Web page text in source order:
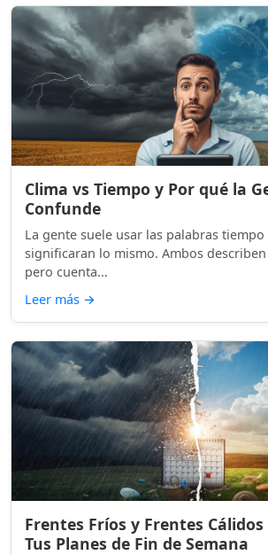
Clima vs Tiempo y Por qué la
Confunde
La gente suele usar las palabras
significaran lo mismo. Ambos
pero cuenta...
Leer más →
Frentes Fríos y Frentes
Tus Planes de Fin de Semana